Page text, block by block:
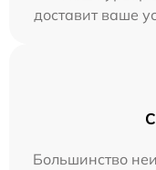
доставит ваше
Большинство